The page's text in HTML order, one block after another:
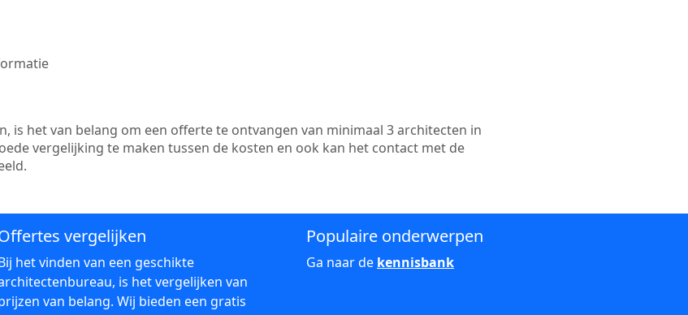
is het van belang om een offerte te ontvangen van minimaal 3 architecten in
vergelijking te maken tussen de kosten en ook kan het contact met de
vergelijken
het vinden van een geschikte
is het vergelijken van
van belang. Wij bieden een gratis
Populaire onderwerpen
Ga naar de kennisbank